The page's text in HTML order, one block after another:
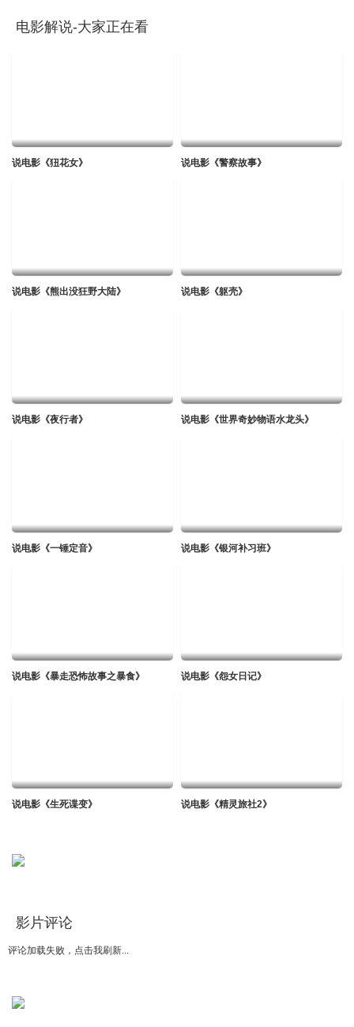
电影解说-大家正在看
说电影《狃花女》 说电影《警察故事》
说电影《熊出没狂野大陆》 说电影《躯壳》
说电影《夜行者》 说电影《世界奇妙物语水龙头》
说电影《一锤定音》 说电影《银河补习班》
说电影《暴走恐怖故事之暴食》 说电影《怨女日记》
说电影《生死谍变》 说电影《精灵旅社2》
影片评论
评论加载失败，点击我刷新...